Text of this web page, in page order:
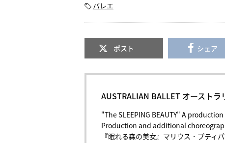
バレエ
ポスト シェア
AUSTRALIAN BALLET オーストラ
"The SLEEPING BEAUTY" A
Production and additional
『眠れる森の美女』マリウス・プティ